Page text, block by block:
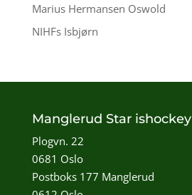
Marius Hermansen Oswold
NIHFs Isbjørn
Manglerud Star ishockey
Plogvn. 22
0681 Oslo
Postboks 177 Manglerud